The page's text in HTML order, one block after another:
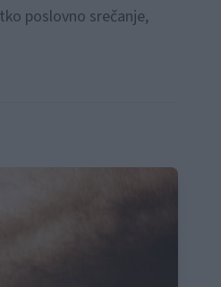
poslovno srečanje,